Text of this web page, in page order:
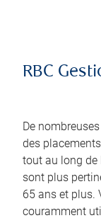
RBC
De
des
tout au long de
sont plus
65 ans et plus.
couramment